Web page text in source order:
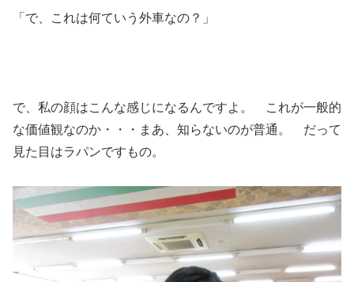
「で、これは何ていう外車なの？」
で、私の顔はこんな感じになるんですよ。 これが一般的
な価値観なのか・・・まあ、知らないのが普通。 だって
見た目はラパンですもの。